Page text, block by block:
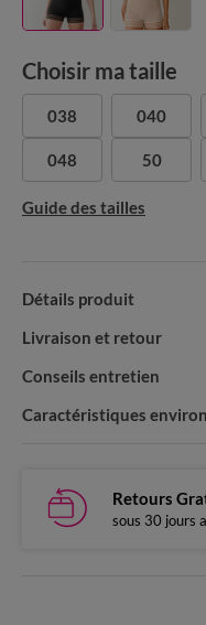
Choisir ma taille
038 040
048 50
Guide des tailles
Détails produit
Livraison et retour
Conseils entretien
Caractéristiques
Retours
sous 30 jours